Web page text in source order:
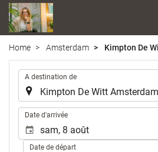
Home Amsterdam Kimpton De
A destination de
Date d'arrivée
Date de départ